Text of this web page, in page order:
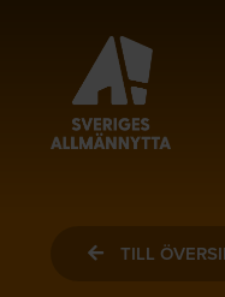
TILL